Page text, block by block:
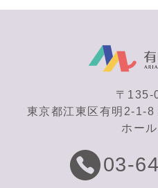
〒
東京都江東区有明2-1-8
ホー
03-